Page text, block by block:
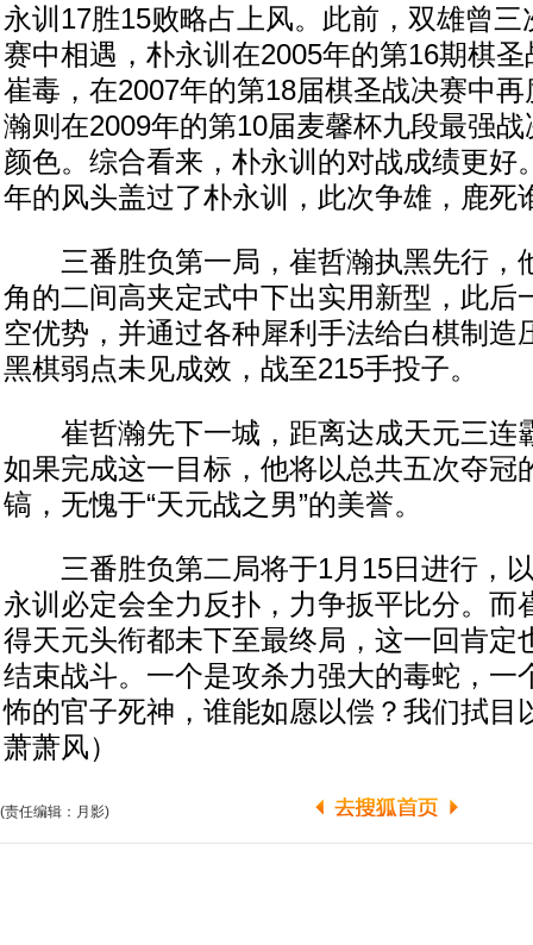
永训17胜15败略占上风。此前，双雄曾
赛中相遇，朴永训在2005年的第16期棋
崔毒，在2007年的第18届棋圣战决赛中
瀚则在2009年的第10届麦馨杯九段最强
颜色。综合看来，朴永训的对战成绩更好
年的风头盖过了朴永训，此次争雄，鹿死
三番胜负第一局，崔哲瀚执黑先行，
角的二间高夹定式中下出实用新型，此后
空优势，并通过各种犀利手法给白棋制造
黑棋弱点未见成效，战至215手投子。
崔哲瀚先下一城，距离达成天元三连
如果完成这一目标，他将以总共五次夺冠
镐，无愧于“天元战之男”的美誉。
三番胜负第二局将于1月15日进行，
永训必定会全力反扑，力争扳平比分。而
得天元头衔都未下至最终局，这一回肯定
结束战斗。一个是攻杀力强大的毒蛇，一
怖的官子死神，谁能如愿以偿？我们拭目
萧萧风）
(责任编辑：月影)